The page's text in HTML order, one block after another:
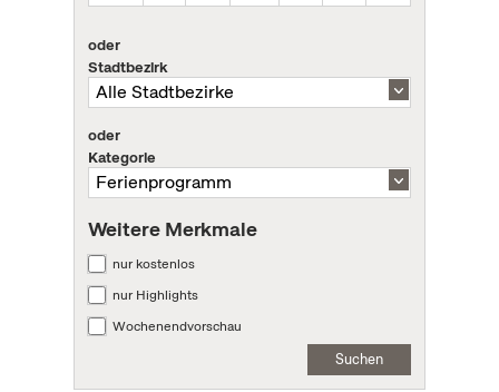
oder
Stadtbezirk
oder
Kategorie
Weitere Merkmale
nur kostenlos
nur Highlights
Wochenendvorschau
Suchen